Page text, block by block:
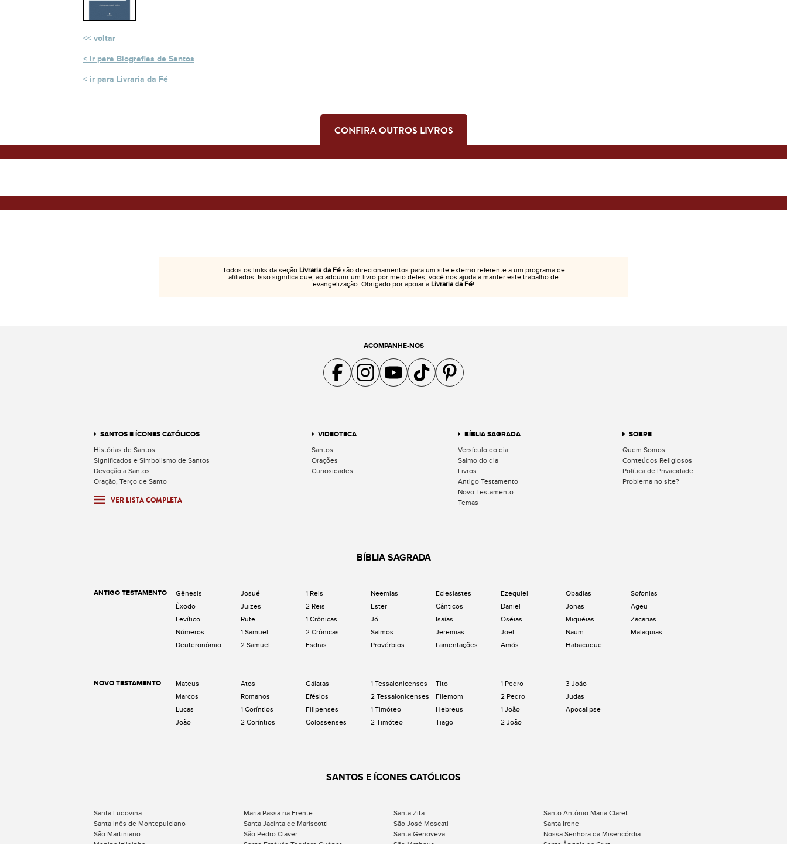
voltar
ir para Biografias de Santos
ir para Livraria da Fé
CONFIRA OUTROS LIVROS
Todos os links da seção Livraria da Fésão direcionamentos para um site externo referente a um programa de
afiliados. Isso significa que, ao adquirir um livro por meio deles, você nos ajuda a manter este trabalho de
evangelização. Obrigado por apoiar a Livraria da Fé!
ACOMPANHE-NOS
Acompanhe a gente no Facebook
Acompanhe a gente no Instagram
Acompanhe a gente no YouTube
Acompanhe a gente no TikTok
Acompanhe a gente no Pinterest
SANTOS E ÍCONES CATÓLICOS
Histórias de Santos
Significados e Simbolismo de Santos
Devoção a Santos
Oração, Terço de Santo
VER LISTA COMPLETA
VIDEOTECA
Santos
Orações
Curiosidades
BÍBLIA SAGRADA
Versículo do dia
Salmo do dia
Livros
Antigo Testamento
Novo Testamento
Temas
SOBRE
Quem Somos
Conteúdos Religiosos
Política de Privacidade
Problema no site?
BÍBLIA SAGRADA
ANTIGO TESTAMENTO
Gênesis
Êxodo
Levítico
Números
Deuteronômio
Josué
Juizes
Rute
1 Samuel
2 Samuel
1 Reis
2 Reis
1 Crônicas
2 Crônicas
Esdras
Neemias
Ester
Jó
Salmos
Provérbios
Eclesiastes
Cânticos
Isaías
Jeremias
Lamentações
Ezequiel
Daniel
Oséias
Joel
Amós
Obadias
Jonas
Miquéias
Naum
Habacuque
Sofonias
Ageu
Zacarias
Malaquias
NOVO TESTAMENTO
Mateus
Marcos
Lucas
João
Atos
Romanos
1 Coríntios
2 Coríntios
Gálatas
Efésios
Filipenses
Colossenses
1 Tessalonicenses
2 Tessalonicenses
1 Timóteo
2 Timóteo
Tito
Filemom
Hebreus
Tiago
1 Pedro
2 Pedro
1 João
2 João
3 João
Judas
Apocalipse
SANTOS E ÍCONES CATÓLICOS
Santa Ludovina Maria Passa na Frente Santa Zita
Santo Antônio Maria Claret
Santa Inês de Montepulciano
Santa Jacinta de Mariscotti São José Moscati
Santa Irene
São Martiniano
São Pedro Claver Santa Genoveva
Nossa Senhora da Misericórdia